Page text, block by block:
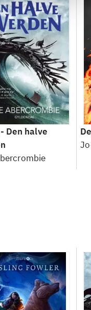
Den halve